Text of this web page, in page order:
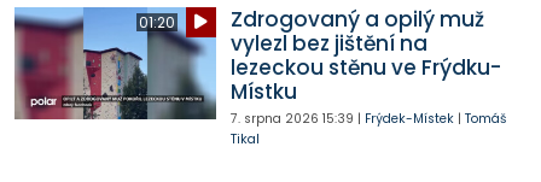
01:20
Zdrogovaný a opilý muž
vylezl bez jištění na
lezeckou stěnu ve Frýdku-
Místku
7. srpna 2026 15:39 | Frýdek-Místek| Tomáš
Tikal